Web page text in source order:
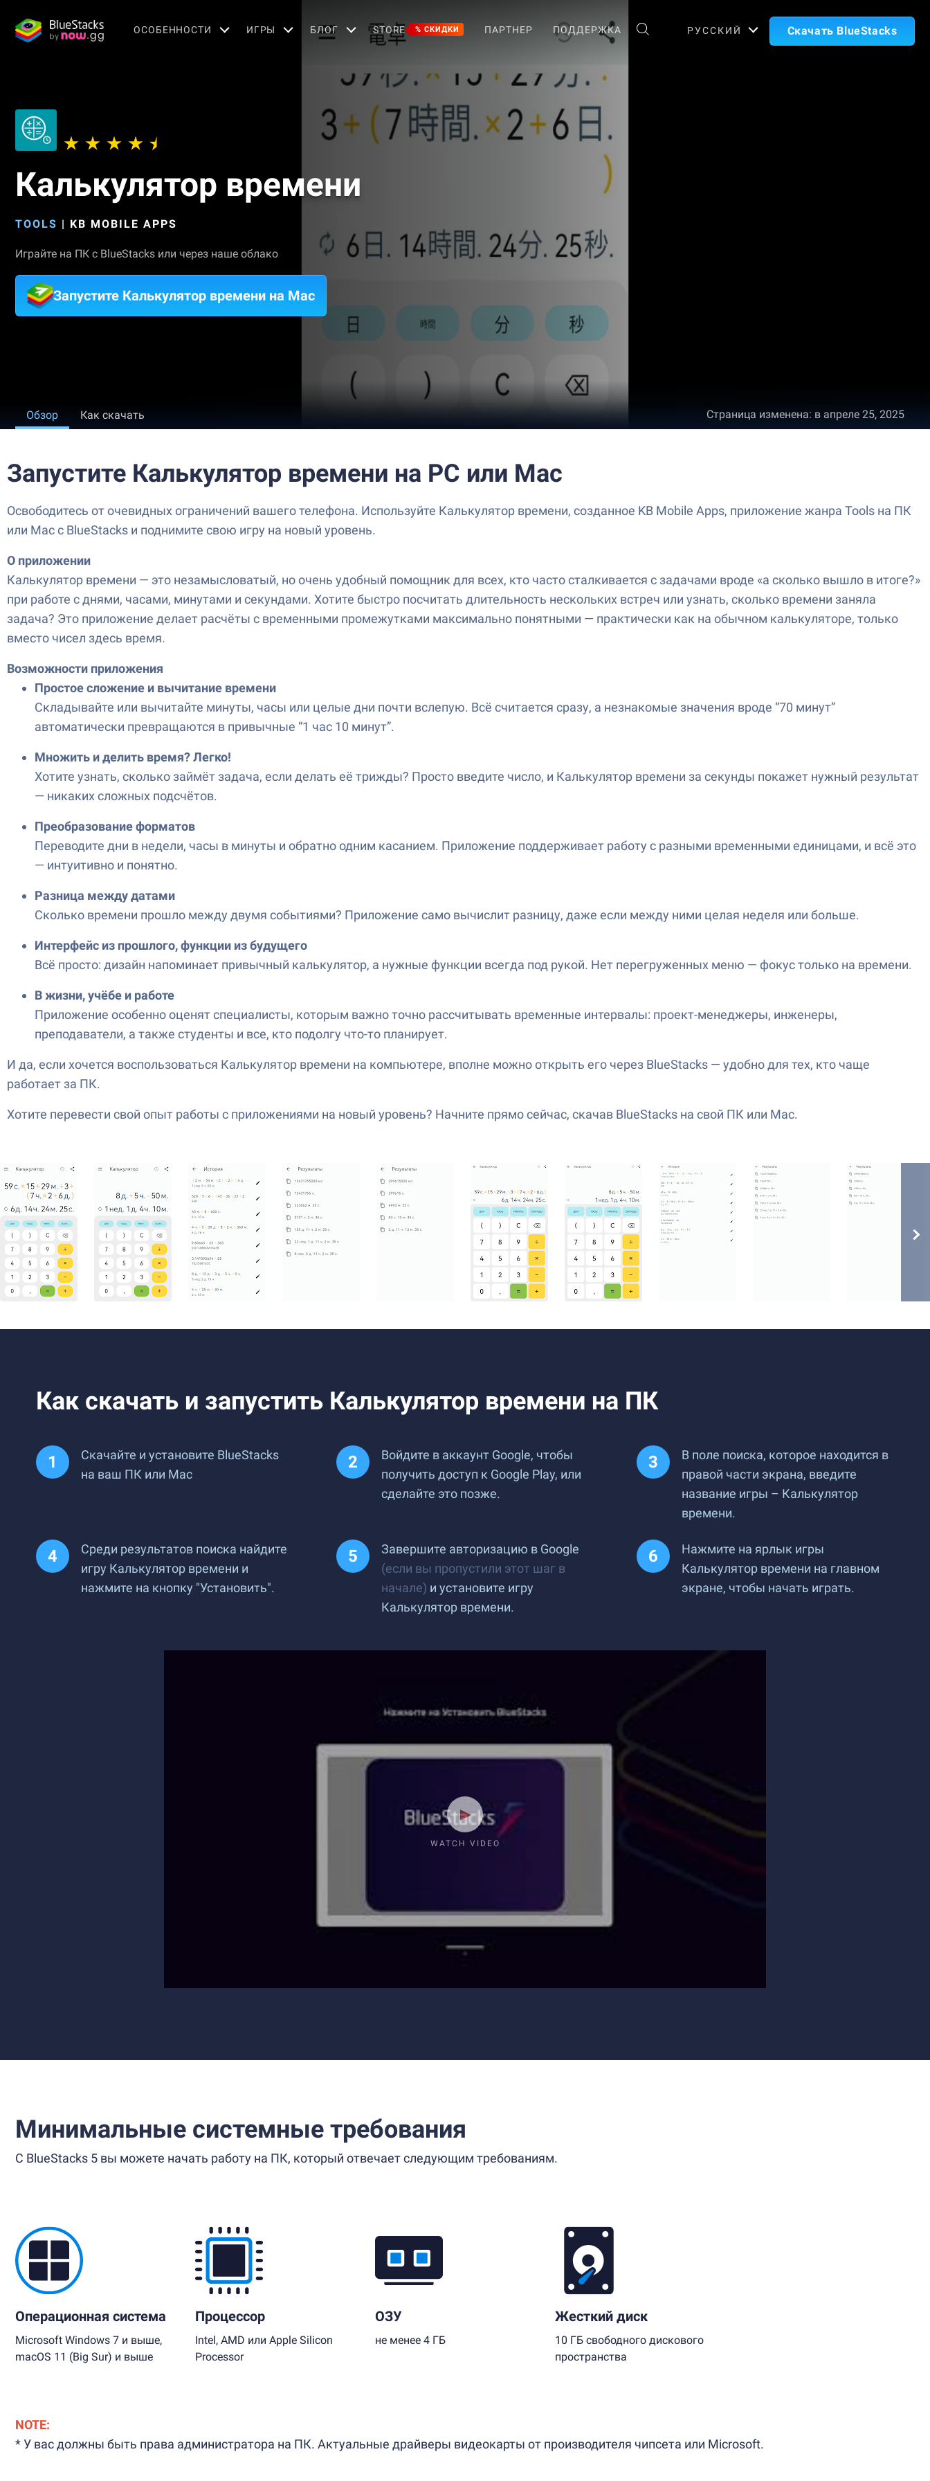
OСОБЕННОСТИ ИГРЫ БЛОГ STORE % СКИДКИ ПАРТНЕР ПОДДЕРЖКА РУССКИЙ Скачать BlueStacks
Калькулятор времени
TOOLS | KB MOBILE APPS
Играйте на ПК с BlueStacks или через наше облако
Запустите Калькулятор времени на Mac
Обзор Как скачать Страница изменена: в апреле 25, 2025
Запустите Калькулятор времени на PC или Mac
Освободитесь от очевидных ограничений вашего телефона. Используйте Калькулятор времени, созданное KB Mobile Apps, приложение жанра Tools на ПК
или Mac с BlueStacks и поднимите свою игру на новый уровень.
О приложении
Калькулятор времени — это незамысловатый, но очень удобный помощник для всех, кто часто сталкивается с задачами вроде «а сколько вышло в итоге?»
при работе с днями, часами, минутами и секундами. Хотите быстро посчитать длительность нескольких встреч или узнать, сколько времени заняла
задача? Это приложение делает расчёты с временными промежутками максимально понятными — практически как на обычном калькуляторе, только
вместо чисел здесь время.
Возможности приложения
Простое сложение и вычитание времени
Складывайте или вычитайте минуты, часы или целые дни почти вслепую. Всё считается сразу, а незнакомые значения вроде “70 минут”
автоматически превращаются в привычные “1 час 10 минут”.
Множить и делить время? Легко!
Хотите узнать, сколько займёт задача, если делать её трижды? Просто введите число, и Калькулятор времени за секунды покажет нужный результат
— никаких сложных подсчётов.
Преобразование форматов
Переводите дни в недели, часы в минуты и обратно одним касанием. Приложение поддерживает работу с разными временными единицами, и всё это
— интуитивно и понятно.
Разница между датами
Сколько времени прошло между двумя событиями? Приложение само вычислит разницу, даже если между ними целая неделя или больше.
Интерфейс из прошлого, функции из будущего
Всё просто: дизайн напоминает привычный калькулятор, а нужные функции всегда под рукой. Нет перегруженных меню — фокус только на времени.
В жизни, учёбе и работе
Приложение особенно оценят специалисты, которым важно точно рассчитывать временные интервалы: проект-менеджеры, инженеры,
преподаватели, а также студенты и все, кто подолгу что-то планирует.
И да, если хочется воспользоваться Калькулятор времени на компьютере, вполне можно открыть его через BlueStacks — удобно для тех, кто чаще
работает за ПК.
Хотите перевести свой опыт работы с приложениями на новый уровень? Начните прямо сейчас, скачав BlueStacks на свой ПК или Mac.
Как скачать и запустить Калькулятор времени на ПК
Скачайте и установите BlueStacks
на ваш ПК или Mac
Войдите в аккаунт Google, чтобы
получить доступ к Google Play, или
сделайте это позже.
В поле поиска, которое находится в
правой части экрана, введите
название игры – Калькулятор
времени.
Среди результатов поиска найдите
игру Калькулятор времени и
нажмите на кнопку "Установить".
Завершите авторизацию в Google
(если вы пропустили этот шаг в
начале) и установите игру
Калькулятор времени.
Нажмите на ярлык игры
Калькулятор времени на главном
экране, чтобы начать играть.
WATCH VIDEO
Минимальные системные требования
С BlueStacks 5 вы можете начать работу на ПК, который отвечает следующим требованиям.
Операционная система
Microsoft Windows 7 и выше,
macOS 11 (Big Sur) и выше
Процессор
Intel, AMD или Apple Silicon
Processor
ОЗУ
не менее 4 ГБ
Жесткий диск
10 ГБ свободного дискового
пространства
NOTE:
* У вас должны быть права администратора на ПК. Актуальные драйверы видеокарты от производителя чипсета или Microsoft.